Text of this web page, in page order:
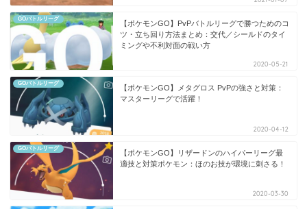
GOバトルリーグ
【ポケモンGO】PvPバトルリーグで勝つためのコ
ツ・立ち回り方法まとめ：交代／シールドのタイ
ミングや不利対面の戦い方
2020-05-21
GOバトルリーグ
【ポケモンGO】メタグロス PvPの強さと対策：
マスターリーグで活躍！
2020-04-12
GOバトルリーグ
【ポケモンGO】リザードンのハイパーリーグ最
適技と対策ポケモン：ほのお技が環境に刺さる！
2020-03-30